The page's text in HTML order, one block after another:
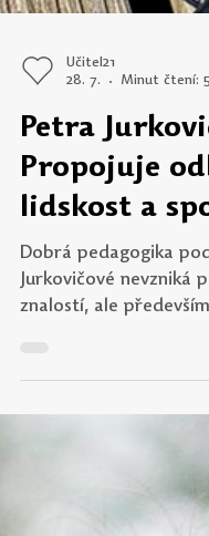
Učitel21
28. 7.
Minut čtení:
Petra
Propojuje
Dobrá pedagogika
Jurkovičové nevzniká
znalostí, ale
spoluprací a
přístup získala
Magister Optimus